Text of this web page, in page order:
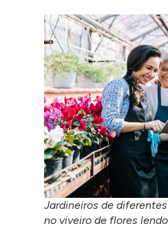
Jardineiros de
no viveiro de flores